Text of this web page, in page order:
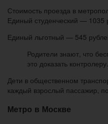
Стоимость проезда в
Единый студенческий — 1035
Единый льготный — 545
Родители знают, что
это доказать
Дети в общественном
каждый взрослый пассажир,
Метро в Москве